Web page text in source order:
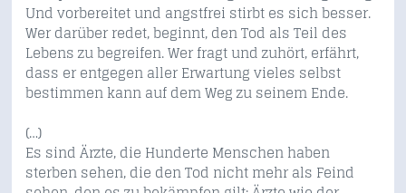
Und vorbereitet und angstfrei stirbt es sich besser.
Wer darüber redet, beginnt, den Tod als Teil des
Lebens zu begreifen. Wer fragt und zuhört, erfährt,
dass er entgegen aller Erwartung vieles selbst
bestimmen kann auf dem Weg zu seinem Ende.
(…)
Es sind Ärzte, die Hunderte Menschen haben
sterben sehen, die den Tod nicht mehr als Feind